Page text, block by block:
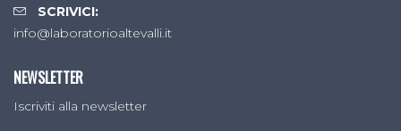
SCRIVICI:
info@laboratorioaltevalli.it
NEWSLETTER
Iscriviti alla newsletter